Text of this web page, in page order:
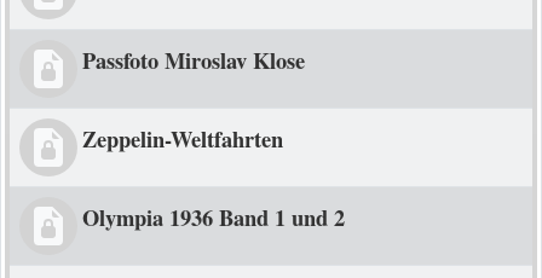
Passfoto Miroslav Klose
Zeppelin-Weltfahrten
Olympia 1936 Band 1 und 2